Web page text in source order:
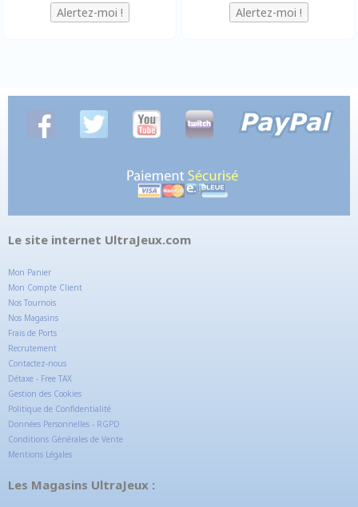
Le site internet UltraJeux.com
Mon Panier
Mon Compte Client
Nos Tournois
Nos Magasins
Frais de Ports
Recrutement
Contactez-nous
Détaxe - Free TAX
Gestion des Cookies
Politique de Confidentialité
Données Personnelles - RGPD
Conditions Générales de Vente
Mentions Légales
Les Magasins UltraJeux :